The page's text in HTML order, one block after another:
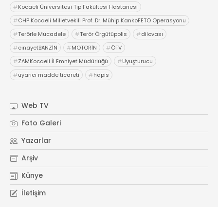
#Kocaeli Üniversitesi Tıp Fakültesi Hastanesi
#CHP Kocaeli Milletvekili Prof. Dr. Mühip KankoFETÖ Operasyonu
#Terörle Mücadele #Terör Örgütüpolis #dilovası
#cinayetBANZİN #MOTORİN #ÖTV
#ZAMKocaeli İl Emniyet Müdürlüğü #Uyuşturucu
#uyarıcı madde ticareti #hapis
Web TV
Foto Galeri
Yazarlar
Arşiv
Künye
İletişim